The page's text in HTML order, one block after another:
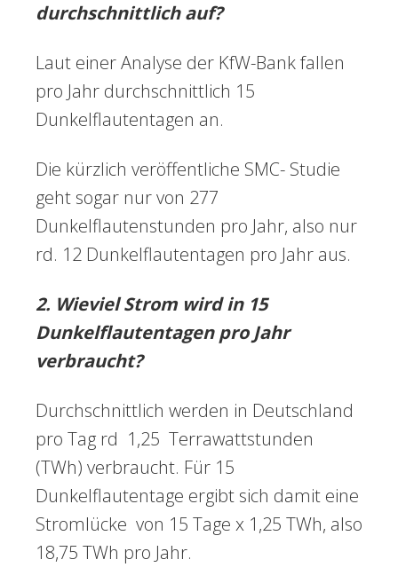
durchschnittlich auf?
Laut einer Analyse der KfW-Bank fallen
pro Jahr durchschnittlich 15
Dunkelflautentagen an.
Die kürzlich veröffentliche SMC- Studie
geht sogar nur von 277
Dunkelflautenstunden pro Jahr, also nur
rd. 12 Dunkelflautentagen pro Jahr aus.
2. Wieviel Strom wird in 15
Dunkelflautentagen pro Jahr
verbraucht?
Durchschnittlich werden in Deutschland
pro Tag rd 1,25 Terrawattstunden
(TWh) verbraucht. Für 15
Dunkelflautentage ergibt sich damit eine
Stromlücke von 15 Tage x 1,25 TWh, also
18,75 TWh pro Jahr.